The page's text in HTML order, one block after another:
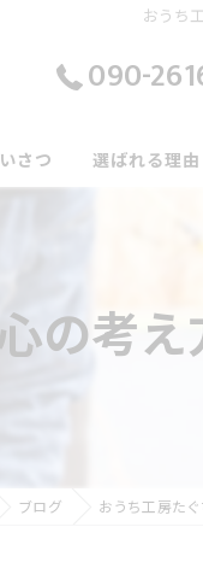
おうち
090-
さつ 選ばれる理由
の考
ブログ おうち工房た